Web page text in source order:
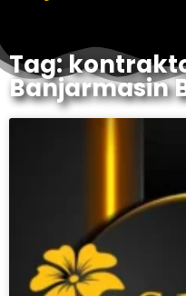
Tag:
Banjarmasin